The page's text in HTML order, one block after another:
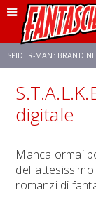
SPIDER-MAN: BRAND
FRANCO
digitale
Manca ormai
romanzi di